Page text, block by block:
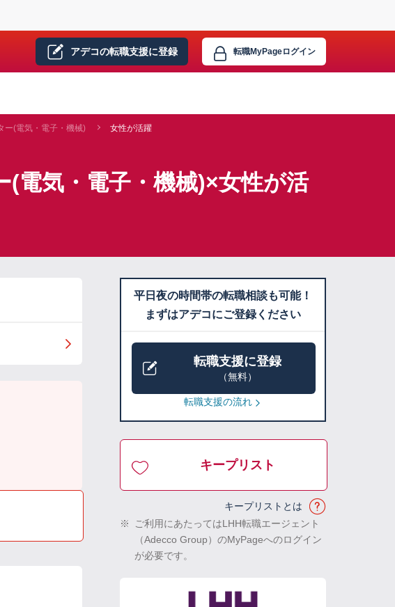
アデコの転職支援に登録 転職MyPageログイン
ー(電気・電子・機械) 女性が活躍
(電気・電子・機械)×女性が活
平日夜の時間帯の転職相談も可能！
まずはアデコにご登録ください
転職支援に登録
（無料）
転職支援の流れ
キープリスト
キープリストとは
※
ご利用にあたってはLHH転職エージェント
（Adecco Group）のMyPageへのログイン
が必要です。